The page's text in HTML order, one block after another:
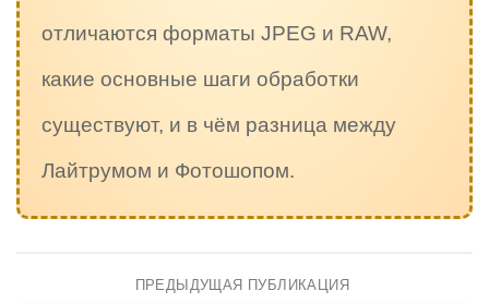
отличаются форматы JPEG и RAW,
какие основные шаги обработки
существуют, и в чём разница между
Лайтрумом и Фотошопом.
ПРЕДЫДУЩАЯ ПУБЛИКАЦИЯ